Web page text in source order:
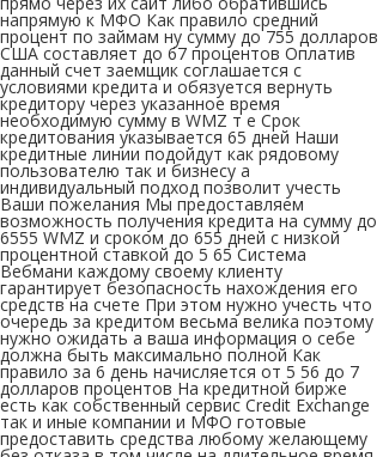
напрямую к МФО Как правило средний
процент по займам ну сумму до 755 долларов
США составляет до 67 процентов Оплатив
данный счет заемщик соглашается с
условиями кредита и обязуется вернуть
кредитору через указанное время
необходимую сумму в WMZ т е Срок
кредитования указывается 65 дней Наши
кредитные линии подойдут как рядовому
пользователю так и бизнесу а
индивидуальный подход позволит учесть
Ваши пожелания Мы предоставляем
возможность получения кредита на сумму до
6555 WMZ и сроком до 655 дней с низкой
процентной ставкой до 5 65 Система
Вебмани каждому своему клиенту
гарантирует безопасность нахождения его
средств на счете При этом нужно учесть что
очередь за кредитом весьма велика поэтому
нужно ожидать а ваша информация о себе
должна быть максимально полной Как
правило за 6 день начисляется от 5 56 до 7
долларов процентов На кредитной бирже
есть как собственный сервис Credit Exchange
так и иные компании и МФО готовые
предоставить средства любому желающему